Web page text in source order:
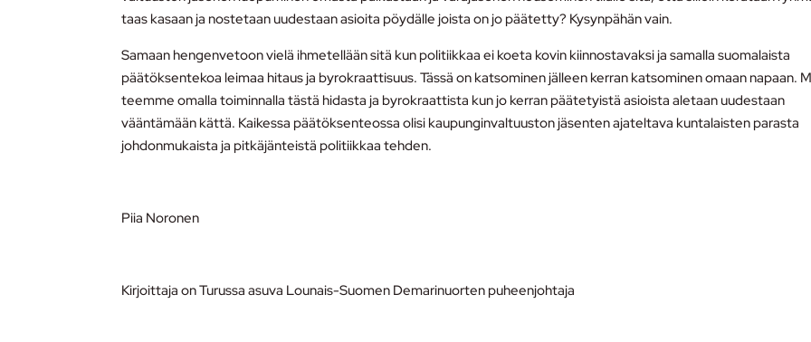
taas kasaan ja nostetaan uudestaan asioita pöydälle joista on jo päätetty? Kysynpähän vain.
Samaan hengenvetoon vielä ihmetellään sitä kun politiikkaa ei koeta kovin kiinnostavaksi ja samalla suomalaista
päätöksentekoa leimaa hitaus ja byrokraattisuus. Tässä on katsominen jälleen kerran katsominen omaan napaan.
teemme omalla toiminnalla tästä hidasta ja byrokraattista kun jo kerran päätetyistä asioista aletaan uudestaan
vääntämään kättä. Kaikessa päätöksenteossa olisi kaupunginvaltuuston jäsenten ajateltava kuntalaisten parasta
johdonmukaista ja pitkäjänteistä politiikkaa tehden.
Piia Noronen
Kirjoittaja on Turussa asuva Lounais-Suomen Demarinuorten puheenjohtaja